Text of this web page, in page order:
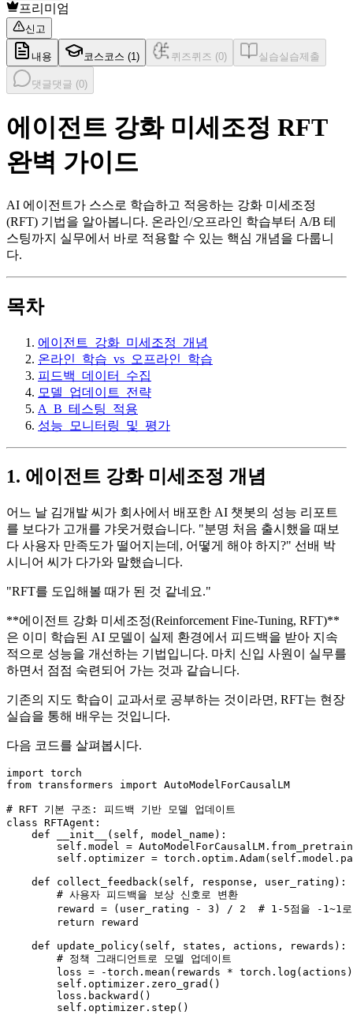
프리미엄
신고
내용 코스 코스 (1 ) 퀴즈퀴즈 (0) 실습실습제출
댓글댓글 (0)
에이전트 강화 미세조정 RFT
완벽 가이드
AI 에이전트가 스스로 학습하고 적응하는 강화 미세조정
(RFT) 기법을 알아봅니다. 온라인/오프라인 학습부터 A/B 테
스팅까지 실무에서 바로 적용할 수 있는 핵심 개념을 다룹니
다.
목차
에이전트_강화_미세조정_개념
온라인_학습_vs_오프라인_학습
피드백_데이터_수집
모델_업데이트_전략
A_B_테스팅_적용
성능_모니터링_및_평가
1. 에이전트 강화 미세조정 개념
어느 날 김개발 씨가 회사에서 배포한 AI 챗봇의 성능 리포트
를 보다가 고개를 갸웃거렸습니다. "분명 처음 출시했을 때보
다 사용자 만족도가 떨어지는데, 어떻게 해야 하지?" 선배 박
시니어 씨가 다가와 말했습니다.
"RFT를 도입해볼 때가 된 것 같네요."
**에이전트 강화 미세조정(Reinforcement Fine-Tuning, RFT)**
은 이미 학습된 AI 모델이 실제 환경에서 피드백을 받아 지속
적으로 성능을 개선하는 기법입니다. 마치 신입 사원이 실무를
하면서 점점 숙련되어 가는 것과 같습니다.
기존의 지도 학습이 교과서로 공부하는 것이라면, RFT는 현장
실습을 통해 배우는 것입니다.
다음 코드를 살펴봅시다.
import
from transformers import AutoModelForCausalLM
# RFT 기본 구조: 피드백 기반 모델 업데이트
class RFTAgent :
def
__init__ ( self, model_name ):
self .model =
self .optimizer = torch.optim.Adam( self
def
collect_feedback( self, response, user_rating ):
# 사용자 피드백을 보상 신호로 변환
        reward = (user_rating -
3 ) / 2
# 1-5점을 -1~1로
return reward
def
update_policy( self, states, actions, rewards ):
# 정책 그래디언트로 모델 업데이트
loss = -torch.mean(rewards *
self .optimizer.zero_grad()
        loss.backward()
self